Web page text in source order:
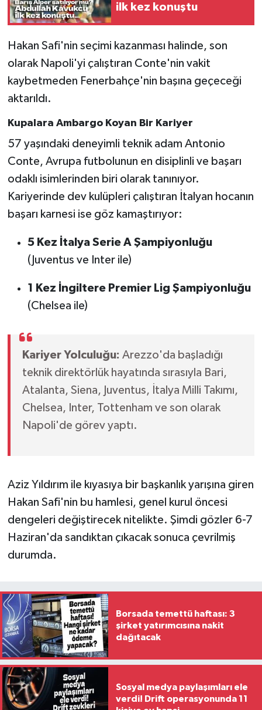
ilk kez konuştu
Hakan Safi'nin seçimi kazanması halinde, son
olarak Napoli'yi çalıştıran Conte'nin vakit
kaybetmeden Fenerbahçe'nin başına geçeceği
aktarıldı.
Kupalara Ambargo Koyan Bir Kariyer
57 yaşındaki deneyimli teknik adam Antonio
Conte, Avrupa futbolunun en disiplinli ve başarı
odaklı isimlerinden biri olarak tanınıyor.
Kariyerinde dev kulüpleri çalıştıran İtalyan hocanın
başarı karnesi ise göz kamaştırıyor:
5 Kez İtalya Serie A Şampiyonluğu
(Juventus ve Inter ile)
1 Kez İngiltere Premier Lig Şampiyonluğu
(Chelsea ile)
Kariyer Yolculuğu: Arezzo'da başladığı
teknik direktörlük hayatında sırasıyla Bari,
Atalanta, Siena, Juventus, İtalya Milli Takımı,
Chelsea, Inter, Tottenham ve son olarak
Napoli'de görev yaptı.
Aziz Yıldırım ile kıyasıya bir başkanlık yarışına giren
Hakan Safi'nin bu hamlesi, genel kurul öncesi
dengeleri değiştirecek nitelikte. Şimdi gözler 6-7
Haziran'da sandıktan çıkacak sonuca çevrilmiş
durumda.
Borsada temettü haftası: 3
şirket yatırımcısına nakit
dağıtacak
Sosyal medya paylaşımları ele
verdi! Drift operasyonunda 11